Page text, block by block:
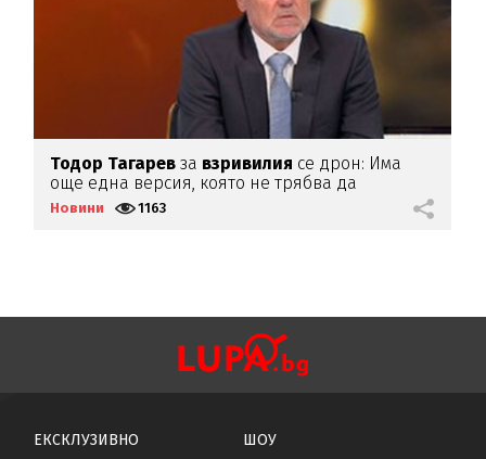
Тодор Тагарев за взривилия се дрон: Има
още една версия, която не трябва да
изключваме
Новини 1163
ЕКСКЛУЗИВНО
ШОУ